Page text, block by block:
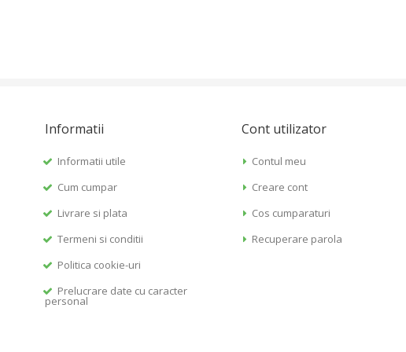
Informatii
Informatii utile
Cum cumpar
Livrare si plata
Termeni si conditii
Politica cookie-uri
Prelucrare date cu caracter
personal
Cont utilizator
Contul meu
Creare cont
Cos cumparaturi
Recuperare parola